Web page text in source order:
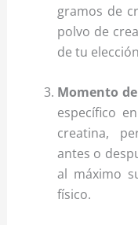
gramos de
polvo de
de tu
Momento
específico
creatina,
antes o
al máximo
físico.